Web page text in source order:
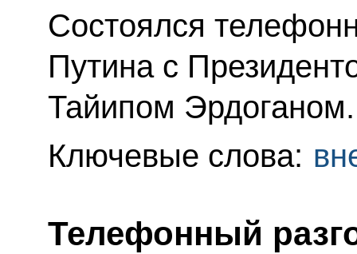
Состоялся
Путина с
Тайипом Эрдоганом.
Ключевые слова:
Телефонный